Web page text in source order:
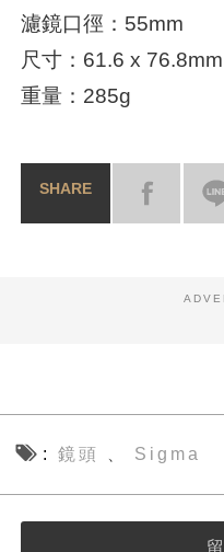
濾鏡口徑：55mm
尺寸：61.6 x 76.8mm
重量：285g
SHARE
鏡頭 、 Sigma